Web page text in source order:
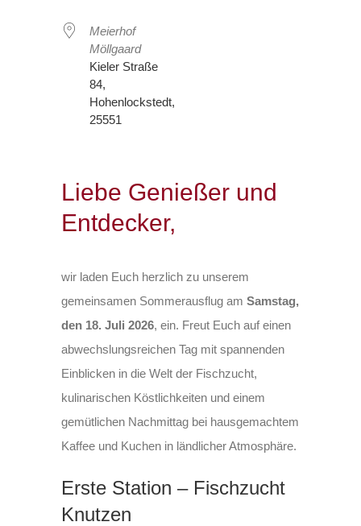
Meierhof
Möllgaard
Kieler Straße
84,
Hohenlockstedt,
25551
Liebe Genießer und
Entdecker,
wir laden Euch herzlich zu unserem
gemeinsamen Sommerausflug amSamstag,
den 18. Juli 2026, ein. Freut Euch auf einen
abwechslungsreichen Tag mit spannenden
Einblicken in die Welt der Fischzucht,
kulinarischen Köstlichkeiten und einem
gemütlichen Nachmittag bei hausgemachtem
Kaffee und Kuchen in ländlicher Atmosphäre.
Erste Station – Fischzucht
Knutzen